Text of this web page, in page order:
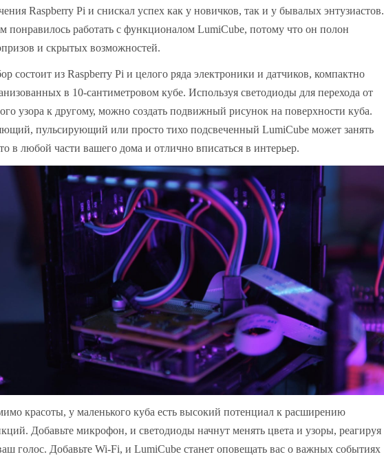
Raspberry Pi и снискал успех как у новичков, так и у бывалых энтузиастов.
понравилось работать с функционалом LumiCube, потому что он полон
и скрытых возможностей.
состоит из Raspberry Pi и целого ряда электроники и датчиков, компактно
в 10-сантиметровом кубе. Используя светодиоды для перехода от
узора к другому, можно создать подвижный рисунок на поверхности куба.
пульсирующий или просто тихо подсвеченный LumiCube может занять
в любой части вашего дома и отлично вписаться в интерьер.
красоты, у маленького куба есть высокий потенциал к расширению
Добавьте микрофон, и светодиоды начнут менять цвета и узоры, реагируя
голос. Добавьте Wi-Fi, и LumiCube станет оповещать вас о важных событиях